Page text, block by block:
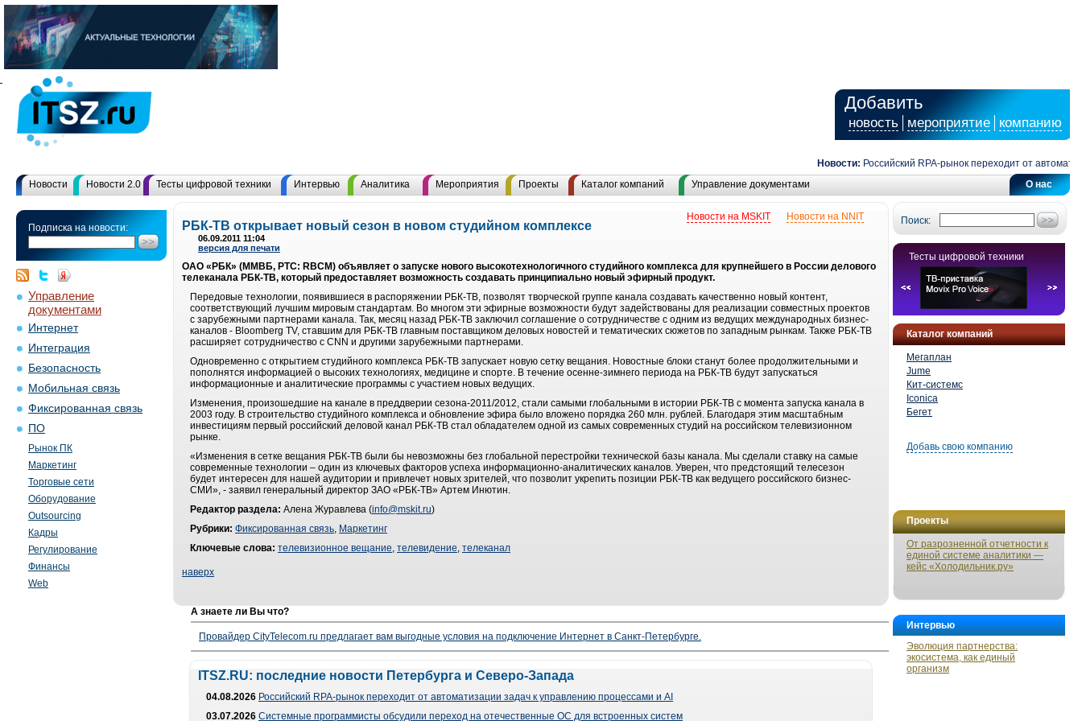
Добавить
новость мероприятие компанию
Новости: Российский RPA-рынок переходит от
О нас
Новости Новости 2.0 Тесты цифровой техники Интервью Аналитика Мероприятия Проекты Каталог компаний Управление документами
Подписка на новости:
Управление
документами
Интернет
Интеграция
Безопасность
Мобильная связь
Фиксированная связь
ПО
Рынок ПК
Маркетинг
Торговые сети
Оборудование
Outsourcing
Кадры
Регулирование
Финансы
Web
Поиск:
Тесты цифровой техники
Каталог компаний
Мегаплан
Jume
Кит-системс
Iconica
Бегет
Добавь свою компанию
Проекты
От разрозненной отчетности к
единой системе аналитики —
кейс «Холодильник.ру»
Интервью
Эволюция партнерства:
экосистема, как единый
организм
Новости на NNIT
Новости на MSKIT
РБК-ТВ открывает новый сезон в новом студийном комплексе
06.09.2011 11:04
версия для печати
ОАО «РБК» (ММВБ, РТС: RBCM) объявляет о запуске нового высокотехнологичного студийного комплекса для крупнейшего в России делового
телеканала РБК-ТВ, который предоставляет возможность создавать принципиально новый эфирный продукт.
Передовые технологии, появившиеся в распоряжении РБК-ТВ, позволят творческой группе канала создавать качественно новый контент,
соответствующий лучшим мировым стандартам. Во многом эти эфирные возможности будут задействованы для реализации совместных проектов
с зарубежными партнерами канала. Так, месяц назад РБК-ТВ заключил соглашение о сотрудничестве с одним из ведущих международных бизнес-
каналов - Bloomberg TV, ставшим для РБК-ТВ главным поставщиком деловых новостей и тематических сюжетов по западным рынкам. Также РБК-ТВ
расширяет сотрудничество с CNN и другими зарубежными партнерами.
Одновременно с открытием студийного комплекса РБК-ТВ запускает новую сетку вещания. Новостные блоки станут более продолжительными и
пополнятся информацией о высоких технологиях, медицине и спорте. В течение осенне-зимнего периода на РБК-ТВ будут запускаться
информационные и аналитические программы с участием новых ведущих.
Изменения, произошедшие на канале в преддверии сезона-2011/2012, стали самыми глобальными в истории РБК-ТВ с момента запуска канала в
2003 году. В строительство студийного комплекса и обновление эфира было вложено порядка 260 млн. рублей. Благодаря этим масштабным
инвестициям первый российский деловой канал РБК-ТВ стал обладателем одной из самых современных студий на российском телевизионном
рынке.
«Изменения в сетке вещания РБК-ТВ были бы невозможны без глобальной перестройки технической базы канала. Мы сделали ставку на самые
современные технологии – один из ключевых факторов успеха информационно-аналитических каналов. Уверен, что предстоящий телесезон
будет интересен для нашей аудитории и привлечет новых зрителей, что позволит укрепить позиции РБК-ТВ как ведущего российского бизнес-
СМИ», - заявил генеральный директор ЗАО «РБК-ТВ» Артем Инютин.
Редактор раздела: Алена Журавлева (info@mskit.ru)
Рубрики: Фиксированная связь, Маркетинг
Ключевые слова: телевизионное вещание, телевидение, телеканал
наверх
А знаете ли Вы что?
Провайдер CityTelecom.ru предлагает вам выгодные условия на подключение Интернет в Санкт-Петербурге.
ITSZ.RU: последние новости Петербурга и Северо-Запада
04.08.2026 Российский RPA-рынок переходит от автоматизации задач к управлению процессами и AI
03.07.2026 Системные программисты обсудили переход на отечественные ОС для встроенных систем